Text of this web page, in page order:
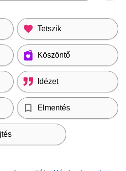
Tetszik
Köszöntő
Idézet
Elmentés